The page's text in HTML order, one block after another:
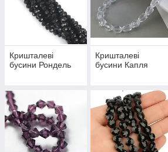
Кришталеві
бусини Рондель
Кришталеві
бусини Капля